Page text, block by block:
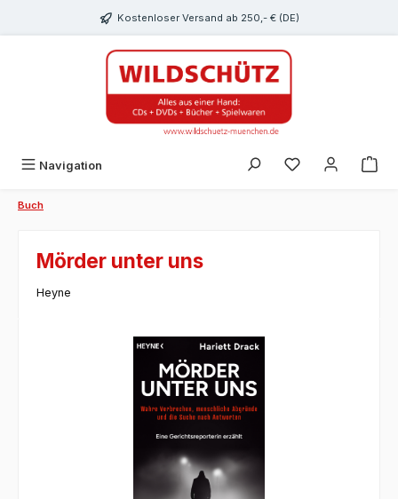
Kostenloser Versand ab 250,- € (DE)
Navigation Du hast 0
Buch
Mörder unter uns
Heyne
Bildergalerie überspringen